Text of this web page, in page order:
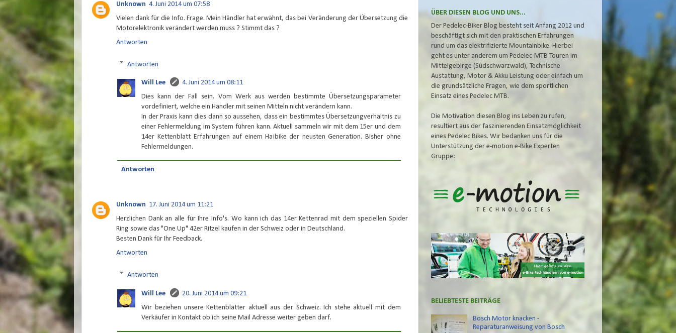
Unknown 4. Juni 2014 um 07:58
Vielen dank für die Info. Frage. Mein Händler hat erwähnt, das bei Veränderung der Übersetzung die
Motorelektronik verändert werden muss ? Stimmt das ?
Antworten
Antworten
Will Lee
4. Juni 2014 um 08:11
Dies kann der Fall sein. Vom Werk aus werden bestimmte Übersetzungsparameter
vordefiniert, welche ein Händler mit seinen Mitteln nicht verändern kann.
In der Praxis kann dies dann so aussehen, dass ein bestimmtes Übersetzungverhältnis zu
einer Fehlermeldung im System führen kann. Aktuell sammeln wir mit dem 15er und dem
14er Kettenblatt Erfahrungen auf einem Haibike der neusten Generation. Bisher ohne
Fehlermeldungen.
Antworten
Unknown 17. Juni 2014 um 11:21
Herzlichen Dank an alle für Ihre Info's. Wo kann ich das 14er Kettenrad mit dem speziellen Spider
Ring sowie das "One Up" 42er Ritzel kaufen in der Schweiz oder in Deutschland.
Besten Dank für Ihr Feedback.
Antworten
Antworten
Will Lee
20. Juni 2014 um 09:21
Wir beziehen unsere Kettenblätter aktuell aus der Schweiz. Ich stehe aktuell mit dem
Verkäufer in Kontakt ob ich seine Mail Adresse weiter geben darf.
ÜBER DIESEN BLOG UND UNS...
Der Pedelec-Biker Blog besteht seit Anfang 2012 und
beschäftigt sich mit den praktischen Erfahrungen
rund um das elektrifizierte Mountainbike. Hierbei
geht es unter anderem um Pedelec-MTB Touren im
Mittelgebirge (Südschwarzwald), Technische
Austattung, Motor & Akku Leistung oder einfach um
die grundsätzliche Fragen, wie dem sportlichen
Einsatz eines Pedelec MTB.
Die Motivation diesen Blog ins Leben zu rufen,
resultiert aus der faszinierenden Einsatzmöglichkeit
eines Pedelec Bikes. Wir bedanken uns für die
Unterstützung der e-motion e-Bike Experten
Gruppe:
BELIEBTESTE BEITRÄGE
Bosch Motor knacken -
Reparaturanweisung von Bosch